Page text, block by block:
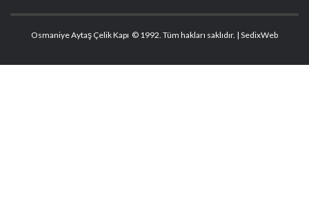
Osmaniye Aytaş Çelik Kapı © 1992. Tüm hakları saklıdır. | SedixWeb